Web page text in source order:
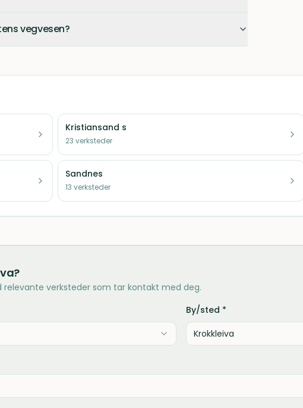
vegvesen?
Kristiansand s
23 verksteder
Sandnes
13 verksteder
?
verksteder som tar kontakt med deg.
By/sted *